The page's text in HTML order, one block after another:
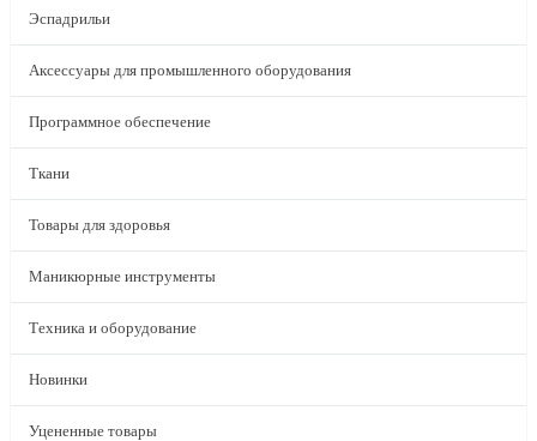
Эспадрильи
Аксессуары для промышленного оборудования
Программное обеспечение
Ткани
Товары для здоровья
Маникюрные инструменты
Техника и оборудование
Новинки
Уцененные товары